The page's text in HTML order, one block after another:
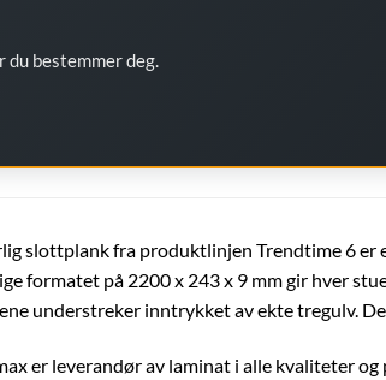
bestemmer deg.
slottplank fra produktlinjen Trendtime 6 er
formatet på 2200 x 243 x 9 mm gir hver
understreker inntrykket av ekte tregulv.
er leverandør av laminat i alle kvaliteter